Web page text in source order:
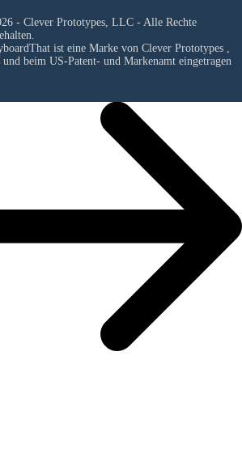
- Clever Prototypes, LLC - Alle Rechte
ist eine Marke von Clever Prototypes ,
und beim US-Patent- und Markenamt eingetragen